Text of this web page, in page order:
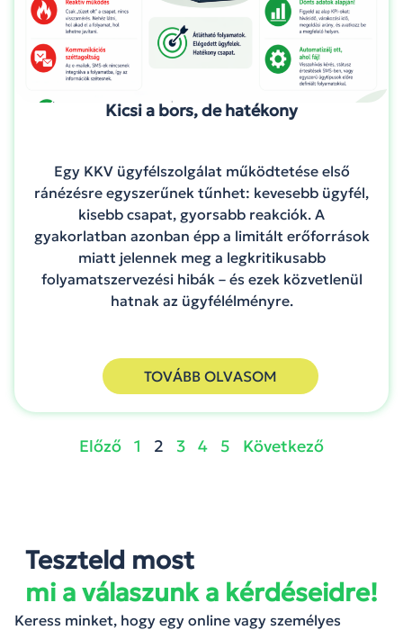
Kicsi a bors, de hatékony
Egy KKV ügyfélszolgálat működtetése első
ránézésre egyszerűnek tűnhet: kevesebb ügyfél,
kisebb csapat, gyorsabb reakciók. A
gyakorlatban azonban épp a limitált erőforrások
miatt jelennek meg a legkritikusabb
folyamatszervezési hibák – és ezek közvetlenül
hatnak az ügyfélélményre.
TOVÁBB OLVASOM
Előző 1 2 3 4 5 Következő
Teszteld most
mi a válaszunk a kérdéseidre!
Keress minket, hogy egy online vagy személyes